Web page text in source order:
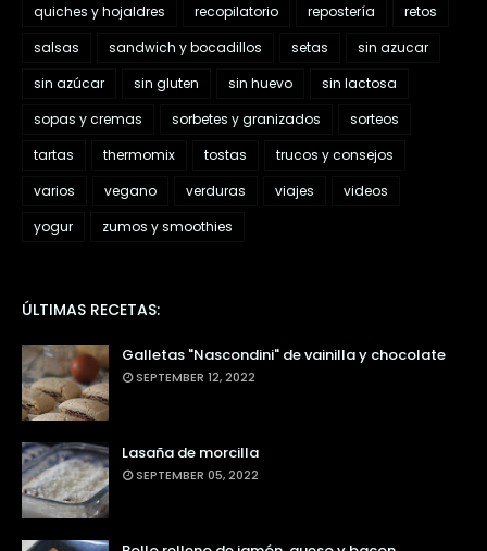
quiches y hojaldres
recopilatorio repostería
retos
salsas
sandwich y bocadillos setas
sin azucar
sin azúcar
sin gluten sin huevo
sin lactosa
sopas y cremas
sorbetes y granizados
sorteos
tartas
thermomix tostas
trucos y consejos
varios
vegano verduras viajes
videos
yogur
zumos y smoothies
ÚLTIMAS RECETAS:
Galletas "Nascondini" de vainilla y chocolate
SEPTEMBER 12, 2022
Lasaña de morcilla
SEPTEMBER 05, 2022